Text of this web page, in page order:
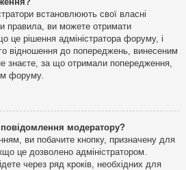
встановлюють свої власні
правила, ви можете отримати
це рішення адміністратора форуму, і
відношення до попереджень, винесеним
знаєте, за що отримали попередження,
форуму.
модератору?
ви побачите кнопку, призначену для
це дозволено адміністратором.
через ряд кроків, необхідних для